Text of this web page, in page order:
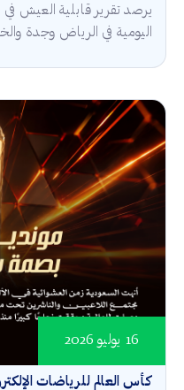
اليومية في الرياض وجدة
كأس العالم للرياضات
16 يوليو 2026